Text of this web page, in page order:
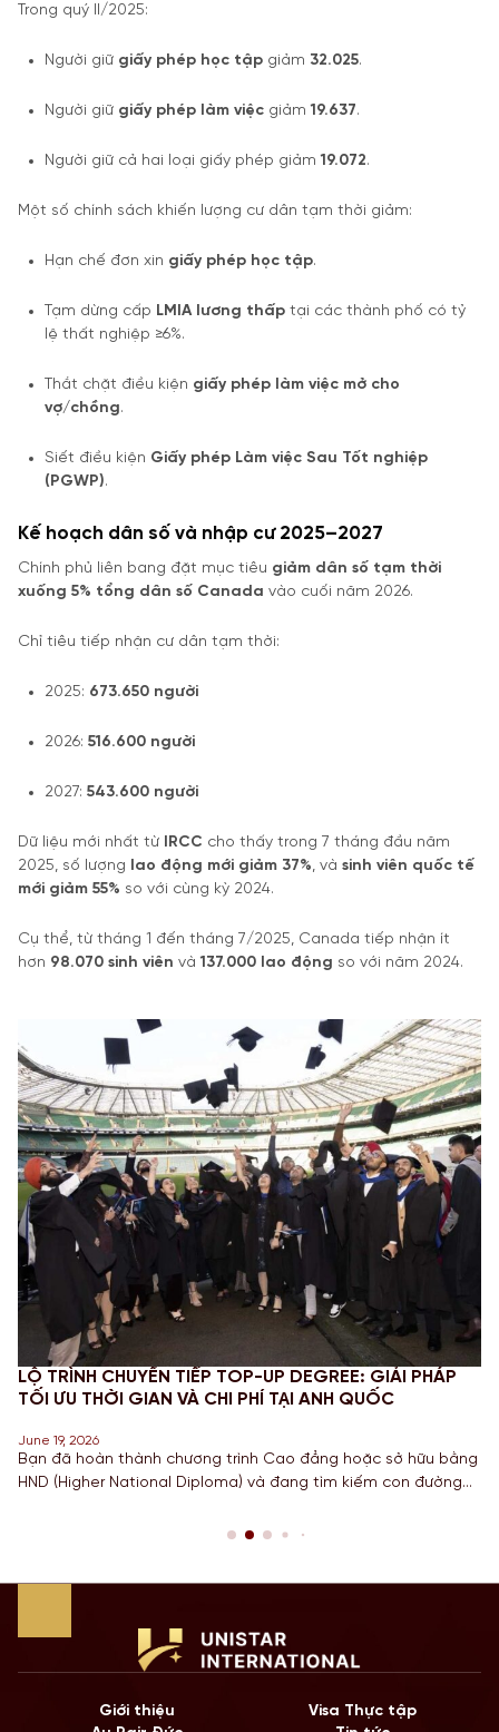
Trong quý II/2025:
Người giữ giấy phép học tập giảm 32.025.
Người giữ giấy phép làm việc giảm19.637.
Người giữ cả hai loại giấy phép giảm19.072.
Một số chính sách khiến lượng cư dân tạm thời giảm:
Hạn chế đơn xin giấy phép học tập.
Tạm dừng cấp LMIA lương thấp tại các thành phố có tỷ
lệ thất nghiệp ≥6%.
Thắt chặt điều kiện giấy phép làm việc mở cho
vợ/chồng.
Siết điều kiện Giấy phép Làm việc Sau Tốt nghiệp
(PGWP).
Kế hoạch dân số và nhập cư 2025–2027
Chính phủ liên bang đặt mục tiêu giảm dân số tạm thời
xuống 5% tổng dân số Canada vào cuối năm 2026.
Chỉ tiêu tiếp nhận cư dân tạm thời:
2025: 673.650 người
2026: 516.600 người
2027: 543.600 người
Dữ liệu mới nhất từ IRCC cho thấy trong 7 tháng đầu năm
2025, số lượng
lao động mới giảm 37%, và sinh viên quốc tế
mới giảm 55% so với cùng kỳ 2024.
Cụ thể, từ tháng 1 đến tháng 7/2025, Canada tiếp nhận ít
hơn 98.070 sinh viên và137.000 lao động so với năm 2024.
LỘ TRÌNH CHUYỂN TIẾP TOP-UP DEGREE: GIẢI PHÁP
TỐI ƯU THỜI GIAN VÀ CHI PHÍ TẠI ANH QUỐC
June 19, 2026
Bạn đã hoàn thành chương trình Cao đẳng hoặc sở hữu bằng
HND (Higher National Diploma) và đang tìm kiếm con đường
Quốc gia có nền giáo dục hàng đầu? Lộ trình chuyển tiếp
Giới thiệu
Visa Thực tập